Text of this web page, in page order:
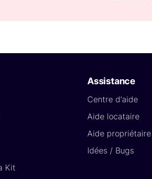
Kit
Assistance
Centre d'aide
Aide locataire
Aide propriétaire
Idées / Bugs